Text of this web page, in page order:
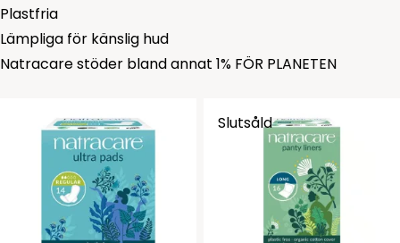
Plastfria
Lämpliga för känslig hud
Natracare stöder bland annat 1% FÖR PLANETEN
Slutsåld